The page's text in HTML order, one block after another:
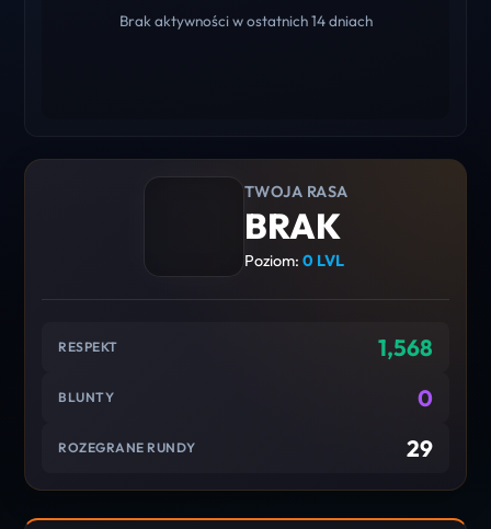
Brak aktywności w ostatnich 14 dniach
TWOJA RASA
BRAK
Poziom: 0 LVL
RESPEKT 1,568
BLUNTY 0
ROZEGRANE RUNDY 29